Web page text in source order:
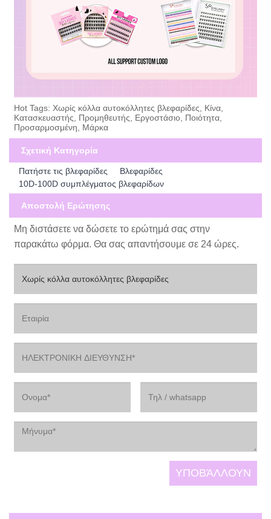
Hot Tags: Χωρίς κόλλα αυτοκόλλητες βλεφαρίδες, Κίνα,
Κατασκευαστής, Προμηθευτής, Εργοστάσιο, Ποιότητα,
Προσαρμοσμένη, Μάρκα
Σχετική Κατηγορία
Πατήστε τις βλεφαρίδες
Βλεφαρίδες
10D-100D συμπλέγματος βλεφαρίδων
Αποστολή Ερώτησης
Μη διστάσετε να δώσετε το ερώτημά σας στην
παρακάτω φόρμα. Θα σας απαντήσουμε σε 24 ώρες.